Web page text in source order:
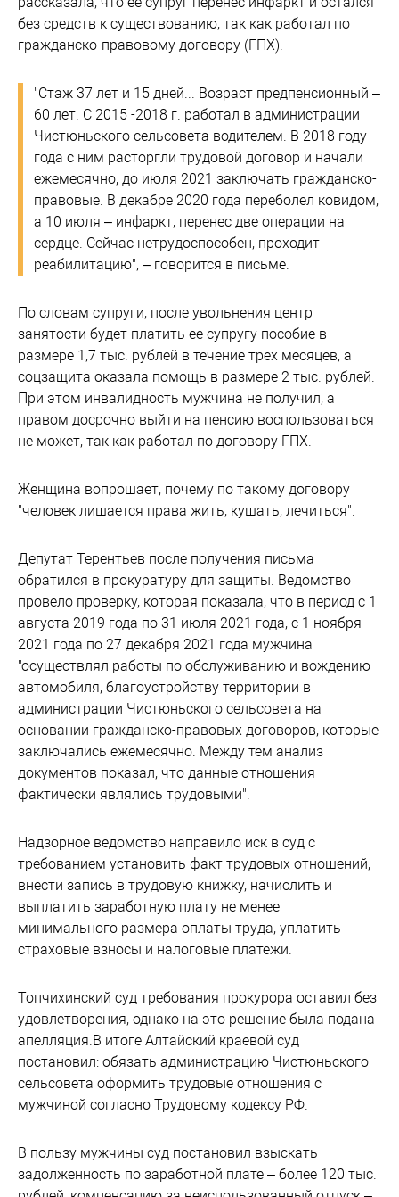
без средств к существованию, так как работал по
гражданско-правовому договору (ГПХ).
"Стаж 37 лет и 15 дней... Возраст предпенсионный –
60 лет. С 2015 -2018 г. работал в администрации
Чистюньского сельсовета водителем. В 2018 году
года с ним расторгли трудовой договор и начали
ежемесячно, до июля 2021 заключать гражданско-
правовые. В декабре 2020 года переболел ковидом,
а 10 июля – инфаркт, перенес две операции на
сердце. Сейчас нетрудоспособен, проходит
реабилитацию", – говорится в письме.
По словам супруги, после увольнения центр
занятости будет платить ее супругу пособие в
размере 1,7 тыс. рублей в течение трех месяцев, а
соцзащита оказала помощь в размере 2 тыс. рублей.
При этом инвалидность мужчина не получил, а
правом досрочно выйти на пенсию воспользоваться
не может, так как работал по договору ГПХ.
Женщина вопрошает, почему по такому договору
"человек лишается права жить, кушать, лечиться".
Депутат Терентьев после получения письма
обратился в прокуратуру для защиты. Ведомство
провело проверку, которая показала, что в период с 1
августа 2019 года по 31 июля 2021 года, с 1 ноября
2021 года по 27 декабря 2021 года мужчина
"осуществлял работы по обслуживанию и вождению
автомобиля, благоустройству территории в
администрации Чистюньского сельсовета на
основании гражданско-правовых договоров, которые
заключались ежемесячно. Между тем анализ
документов показал, что данные отношения
фактически являлись трудовыми".
Надзорное ведомство направило иск в суд с
требованием установить факт трудовых отношений,
внести запись в трудовую книжку, начислить и
выплатить заработную плату не менее
минимального размера оплаты труда, уплатить
страховые взносы и налоговые платежи.
Топчихинский суд требования прокурора оставил без
удовлетворения, однако на это решение была подана
апелляция.В итоге Алтайский краевой суд
постановил: обязать администрацию Чистюньского
сельсовета оформить трудовые отношения с
мужчиной согласно Трудовому кодексу РФ.
В пользу мужчины суд постановил взыскать
задолженность по заработной плате – более 120 тыс.